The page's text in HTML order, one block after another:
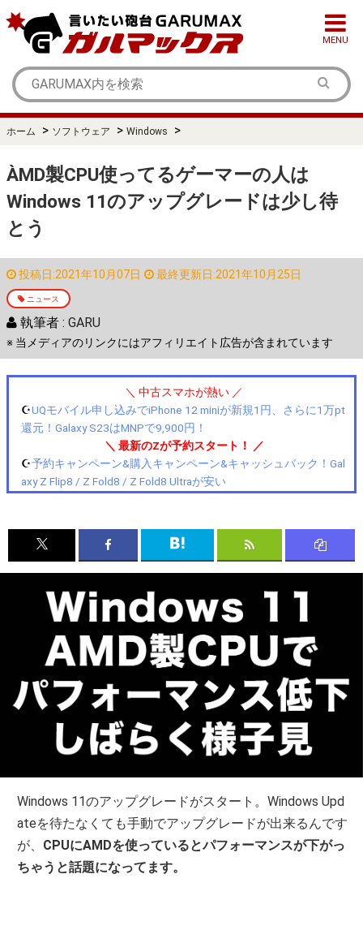
MENU
ホーム > ソフトウェア > Windows >
ÀMD製CPU使ってるゲーマーの人は
Windows 11のアップグレードは少し待
とう
投稿日:2021年10月07日 最終更新日:2021年10月25日
ニュース
執筆者 : GARU
※ 当メディアのリンクにはアフィリエイト広告が含まれています
＼ 中古スマホが熱い ／
☪️UQモバイル申し込みでiPhone 12 miniが新規1円、さらに1万pt
還元！Galaxy S23はMNPで9,900円！
＼ 最新のZが予約スタート！ ／
☪️予約キャンペーン&購入キャンペーン&キャッシュバック！Gal
axy Z Flip8 / Z Fold8 / Z Fold8 Ultraが安い
Windows 11のアップグレードがスタート。Windows Upd
ateを待たなくても手動でアップグレードが出来るんです
が、 CPUにAMDを使っているとパフォーマンスが下がっ
ちゃうと話題になってます。